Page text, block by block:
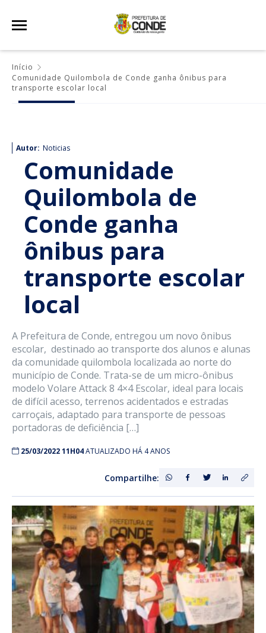
Início
Comunidade Quilombola de Conde ganha ônibus para
transporte escolar local
Autor: Noticias
Comunidade
Quilombola de
Conde ganha
ônibus para
transporte escolar
local
A Prefeitura de Conde, entregou um novo ônibus
escolar, destinado ao transporte dos alunos e alunas
da comunidade quilombola localizada ao norte do
município de Conde. Trata-se de um micro-ônibus
modelo Volare Attack 8 4×4 Escolar, ideal para locais
de difícil acesso, terrenos acidentados e estradas
carroçais, adaptado para transporte de pessoas
portadoras de deficiência […]
25/03/2022 11H04ATUALIZADO HÁ 4 ANOS
Compartilhe: